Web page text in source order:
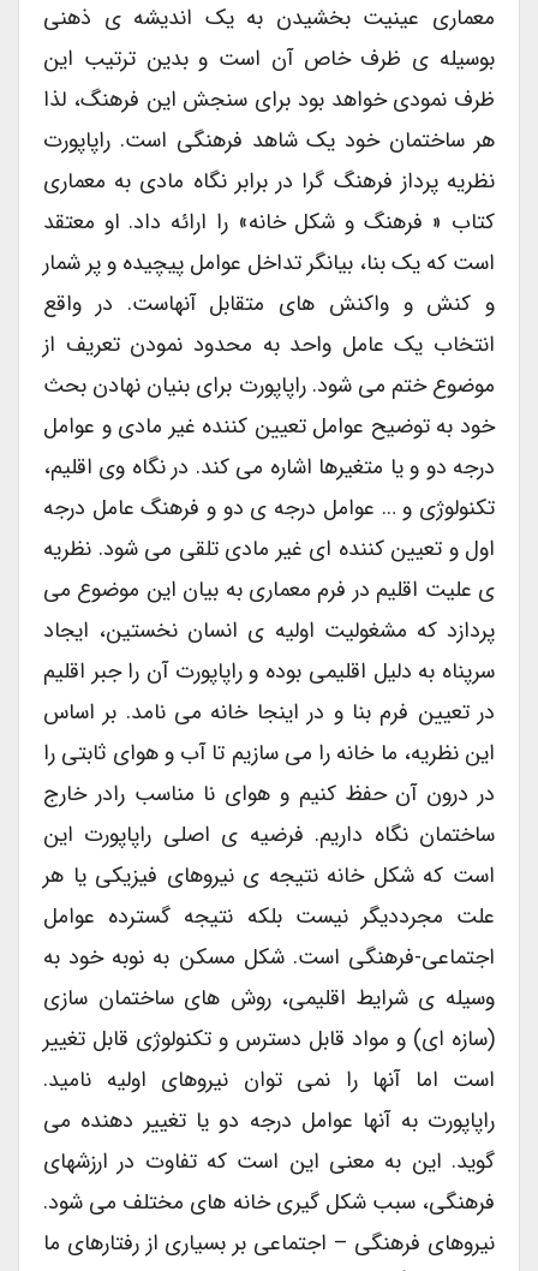
معماری عینیت بخشیدن به یک اندیشه ی ذهنی
بوسیله ی ظرف خاص آن است و بدین ترتیب این
ظرف نمودی خواهد بود برای سنجش این فرهنگ، لذا
هر ساختمان خود یک شاهد فرهنگی است. راپاپورت
نظریه پرداز فرهنگ گرا در برابر نگاه مادی به معماری
کتاب « فرهنگ و شکل خانه» را ارائه داد. او معتقد
است که یک بنا، بیانگر تداخل عوامل پیچیده و پر شمار
و کنش و واکنش های متقابل آنهاست. در واقع
انتخاب یک عامل واحد به محدود نمودن تعریف از
موضوع ختم می شود. راپاپورت برای بنیان نهادن بحث
خود به توضیح عوامل تعیین کننده غیر مادی و عوامل
درجه دو و یا متغیرها اشاره می کند. در نگاه وی اقلیم،
تکنولوژی و … عوامل درجه ی دو و فرهنگ عامل درجه
اول و تعیین کننده ای غیر مادی تلقی می شود. نظریه
ی علیت اقلیم در فرم معماری به بیان این موضوع می
پردازد که مشغولیت اولیه ی انسان نخستین، ایجاد
سرپناه به دلیل اقلیمی بوده و راپاپورت آن را جبر اقلیم
در تعیین فرم بنا و در اینجا خانه می نامد. بر اساس
این نظریه، ما خانه را می سازیم تا آب و هوای ثابتی را
در درون آن حفظ کنیم و هوای نا مناسب رادر خارج
ساختمان نگاه داریم. فرضیه ی اصلی راپاپورت این
است که شکل خانه نتیجه ی نیروهای فیزیکی یا هر
علت مجرددیگر نیست بلکه نتیجه گسترده عوامل
اجتماعی-فرهنگی است. شکل مسکن به نوبه خود به
وسیله ی شرایط اقلیمی، روش های ساختمان سازی
(سازه ای) و مواد قابل دسترس و تکنولوژی قابل تغییر
است اما آنها را نمی توان نیروهای اولیه نامید.
راپاپورت به آنها عوامل درجه دو یا تغییر دهنده می
گوید. این به معنی این است که تفاوت در ارزشهای
فرهنگی، سبب شکل گیری خانه های مختلف می شود.
نیروهای فرهنگی – اجتماعی بر بسیاری از رفتارهای ما